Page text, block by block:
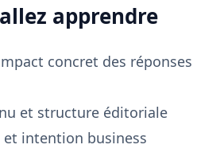
apprendre
concret des réponses
et structure éditoriale
intention business